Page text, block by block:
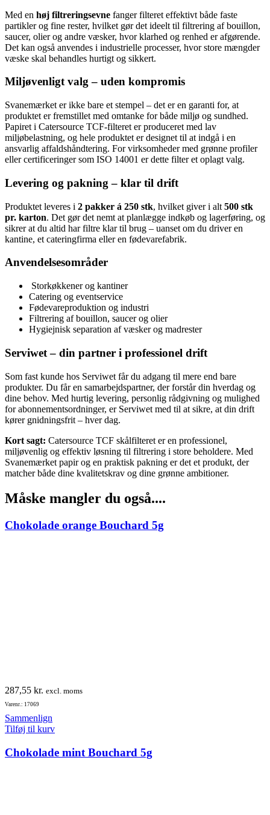
Med en høj filtreringsevne fanger filteret effektivt både faste
partikler og fine rester, hvilket gør det ideelt til filtrering af bouillon,
saucer, olier og andre væsker, hvor klarhed og renhed er afgørende.
Det kan også anvendes i industrielle processer, hvor store mængder
væske skal behandles hurtigt og sikkert.
Miljøvenligt valg – uden kompromis
Svanemærket er ikke bare et stempel – det er en garanti for, at
produktet er fremstillet med omtanke for både miljø og sundhed.
Papiret i Catersource TCF-filteret er produceret med lav
miljøbelastning, og hele produktet er designet til at indgå i en
ansvarlig affaldshåndtering. For virksomheder med grønne profiler
eller certificeringer som ISO 14001 er dette filter et oplagt valg.
Levering og pakning – klar til drift
Produktet leveres i 2 pakker á 250 stk, hvilket giver i alt 500 stk
pr. karton. Det gør det nemt at planlægge indkøb og lagerføring, og
sikrer at du altid har filtre klar til brug – uanset om du driver en
kantine, et cateringfirma eller en fødevarefabrik.
Anvendelsesområder
‍ Storkøkkener og kantiner
Catering og eventservice
Fødevareproduktion og industri
Filtrering af bouillon, saucer og olier
Hygiejnisk separation af væsker og madrester
Serviwet – din partner i professionel drift
Som fast kunde hos Serviwet får du adgang til mere end bare
produkter. Du får en samarbejdspartner, der forstår din hverdag og
dine behov. Med hurtig levering, personlig rådgivning og mulighed
for abonnementsordninger, er Serviwet med til at sikre, at din drift
kører gnidningsfrit – hver dag.
Kort sagt: Catersource TCF skålfilteret er en professionel,
miljøvenlig og effektiv løsning til filtrering i store beholdere. Med
Svanemærket papir og en praktisk pakning er det et produkt, der
matcher både dine kvalitetskrav og dine grønne ambitioner.
Måske mangler du også....
Chokolade orange Bouchard 5g
287,55 kr. excl. moms
Varenr.: 17069
Sammenlign
Tilføj til kurv
Chokolade mint Bouchard 5g